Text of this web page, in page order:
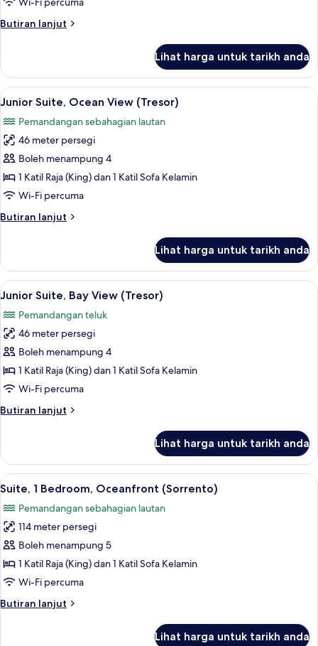
View
Butiran lanjut
Butiran
1
Bedroom,
Ocean
(Tresor)
Lihat harga untuk tarikh anda
Lihat
semua
foto
untuk
Junior
Suite,
Ocean
(Tresor)
Junior Suite, Ocean View (Tresor) |
2
Junior Suite, Ocean View (Tresor)
Pemandangan sebahagian lautan
46 meter persegi
Boleh menampung 4
1 Katil Raja (King) dan 1 Katil Sofa Kelamin
Wi-Fi percuma
Butiran lanjut
Butiran
Suite,
Ocean
View
Lihat harga untuk tarikh anda
Lihat
semua
foto
untuk
Junior
Suite,
Bay
(Tresor)
Junior Suite, Bay View (Tresor) |
2
Junior Suite, Bay View (Tresor)
Pemandangan teluk
46 meter persegi
Boleh menampung 4
1 Katil Raja (King) dan 1 Katil Sofa Kelamin
Wi-Fi percuma
Butiran lanjut
Butiran
Suite,
Bay
View
Lihat harga untuk tarikh anda
Lihat
semua
foto
untuk
Suite,
1
Bedroom,
(Sorrento)
20 inci televisyen skrin rata dengan
2
Suite, 1 Bedroom, Oceanfront (Sorrento)
Pemandangan sebahagian lautan
114 meter persegi
Boleh menampung 5
1 Katil Raja (King) dan 1 Katil Sofa Kelamin
Wi-Fi percuma
Butiran lanjut
Butiran
Lihat harga untuk tarikh anda